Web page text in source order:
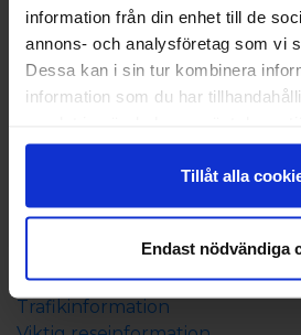
information från din enhet till de
annons- och analysföretag som vi
Dessa kan i sin tur kombinera
information som du har
Tillåt alla
Endast nödvändiga
Allt om resan
Tidtabell och rutt
Prisinformation
Resebroschyr
Beställ resebroschyr
Nyhetsbrev
Bra att veta
Trafikinformation